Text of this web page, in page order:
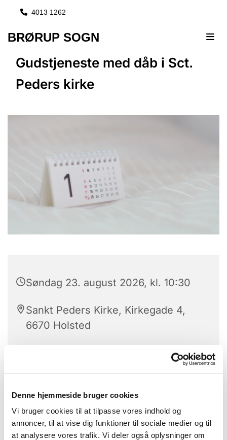
Denne hjemmeside bruger cookies
Vi bruger cookies til at tilpasse vores indhold og
annoncer, til at vise dig funktioner til sociale medier og til
at analysere vores trafik. Vi deler også oplysninger om
 4013 1262
BRØRUP SOGN
Gudstjeneste med dåb i Sct.
Peders kirke
Søndag 23. august 2026, kl. 10:30
Sankt Peders Kirke, Kirkegade 4,
6670 Holsted